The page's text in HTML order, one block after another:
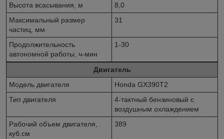
Высота всасывания, м
8,0
Максимальный размер
частиц, мм
31
Продолжительность
автономной работы, ч-мин
1-30
Двигатель
Модель двигателя
Honda GX390T2
Тип двигателя
4-тактный бензиновый с
воздушным охлаждением
Рабочий объем двигателя,
куб.см
389